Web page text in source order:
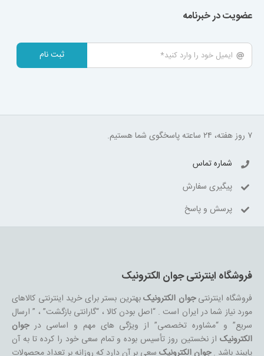
عضویت در خبرنامه
ثبت نام
۷ روز هفته، ۲۴ ساعته پاسخگوی شما هستیم.
شماره تماس
پیگیری سفارش
پرسش و پاسخ
فروشگاه اینترنتی جوان الکترونیک
فروشگاه اینترنتیجوان الکترونیکبهترین بستر برای خرید اینترنتی کالاهای
مورد نیاز شما در ایران است . “اصل بودن کالا ، “گارانتی بازگشت” ، ” ارسال
سریع” و “مشاوره تخصصی” از ویژگی های مهم و اساسی درجوان
الکترونیکاز نخستین روز تأسیس بوده و تمام سعی خود را کرده تا به آن
پایبند باشد .جوان الکترونیکسعی بر آن دارد که روزانه بر تعداد محصولات